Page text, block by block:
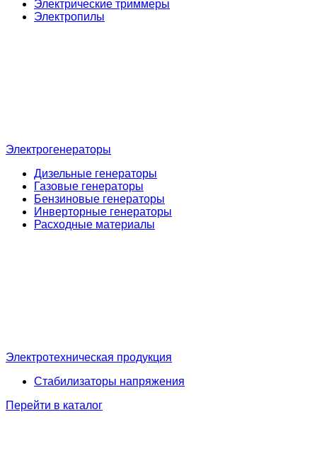
Электрические триммеры
Электропилы
Электрогенераторы
Дизельные генераторы
Газовые генераторы
Бензиновые генераторы
Инверторные генераторы
Расходные материалы
Электротехническая продукция
Стабилизаторы напряжения
Перейти в каталог